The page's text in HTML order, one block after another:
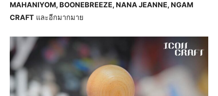
MAHANIYOM, BOONEBREEZE, NANA JEANNE, NGAM
CRAFT และอีกมากมาย